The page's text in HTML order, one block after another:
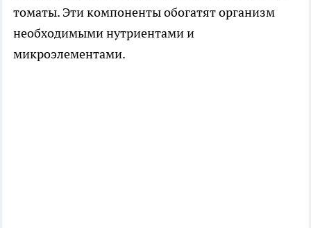
томаты. Эти компоненты обогатят организм
необходимыми нутриентами и
микроэлементами.